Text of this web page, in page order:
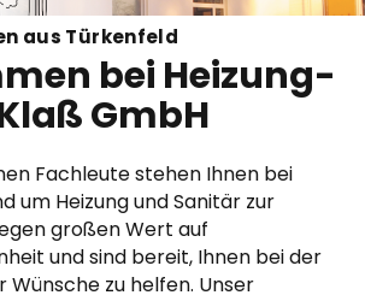
aus Türkenfeld
bei Heizung-
GmbH
Fachleute stehen Ihnen bei
um Heizung und Sanitär zur
großen Wert auf
und sind bereit, Ihnen bei der
Wünsche zu helfen. Unser